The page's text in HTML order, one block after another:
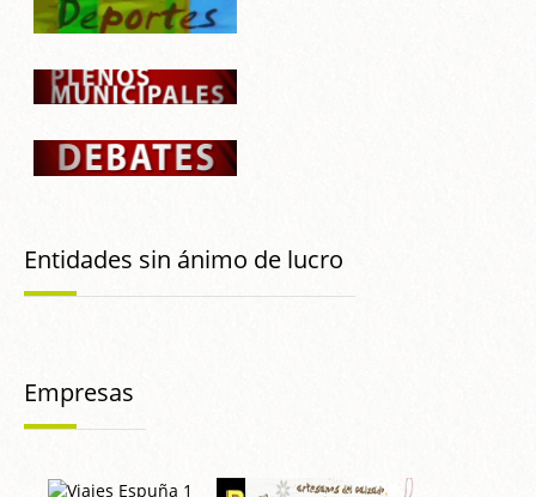
Entidades sin ánimo de lucro
Empresas